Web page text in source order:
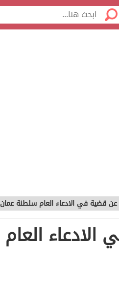
عن قضية في الادعاء العام سلطنة عمان
العام